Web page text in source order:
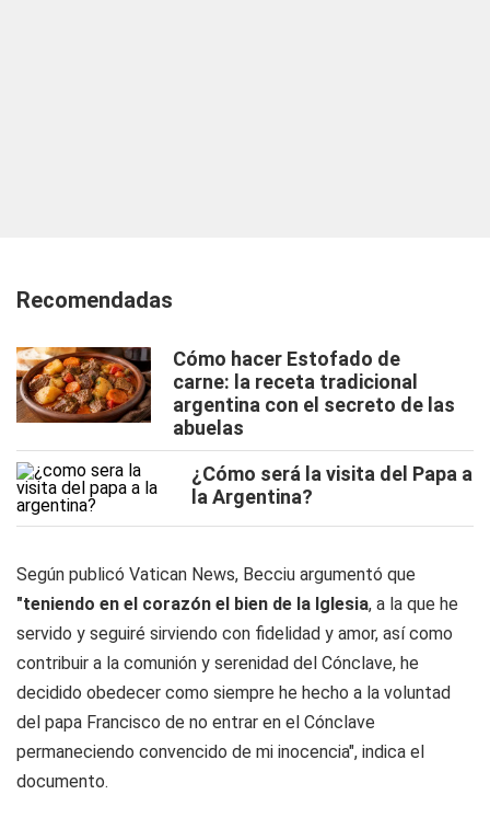
Recomendadas
Cómo hacer Estofado de
carne: la receta tradicional
argentina con el secreto de las
abuelas
¿Cómo será la visita del Papa a
la Argentina?
Según publicó Vatican News, Becciu argumentó que
"teniendo en el corazón el bien de la Iglesia, a la que he
servido y seguiré sirviendo con fidelidad y amor, así como
contribuir a la comunión y serenidad del Cónclave, he
decidido obedecer como siempre he hecho a la voluntad
del papa Francisco de no entrar en el Cónclave
permaneciendo convencido de mi inocencia", indica el
documento.